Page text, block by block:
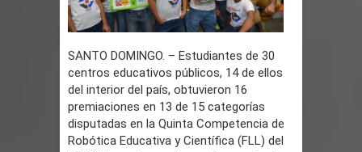
ABIERTAS LAS INSCRIPCIONES
fallecen la noche de este lunes en dos
hechos separados
EEUU: Tres muertos y cuatro heridos
SANTO DOMINGO. – Estudiantes de 30
centros educativos públicos, 14 de ellos
del interior del país, obtuvieron 16
premiaciones en 13 de 15 categorías
disputadas en la Quinta Competencia de
Robótica Educativa y Científica (FLL) del